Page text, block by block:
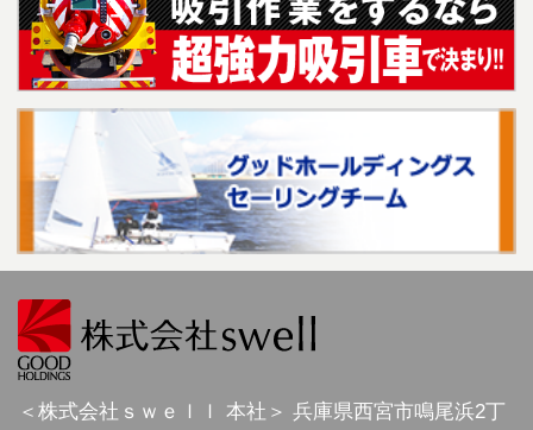
＜株式会社ｓｗｅｌｌ 本社＞ 兵庫県西宮市鳴尾浜2丁